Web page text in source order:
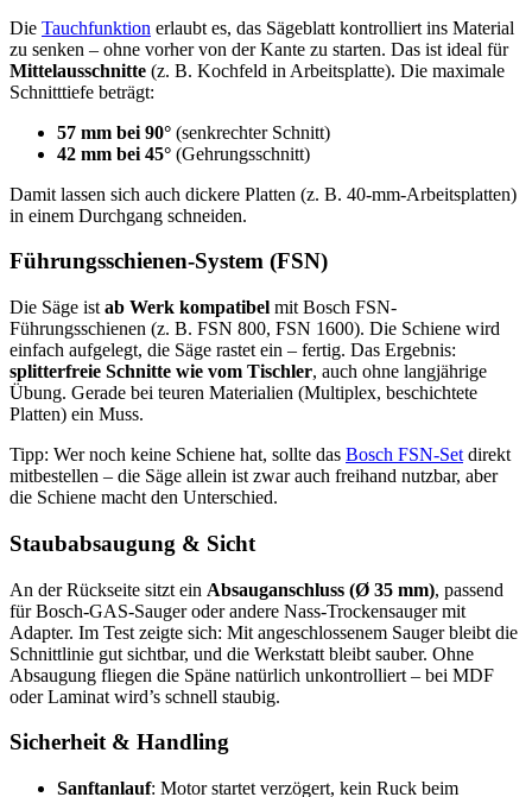
Die Tauchfunktion erlaubt es, das Sägeblatt kontrolliert ins Material
zu senken – ohne vorher von der Kante zu starten. Das ist ideal für
Mittelausschnitte (z. B. Kochfeld in Arbeitsplatte). Die maximale
Schnitttiefe beträgt:
57 mm bei 90° (senkrechter Schnitt)
42 mm bei 45° (Gehrungsschnitt)
Damit lassen sich auch dickere Platten (z. B. 40-mm-Arbeitsplatten)
in einem Durchgang schneiden.
Führungsschienen-System (FSN)
Die Säge ist ab Werk kompatibel mit Bosch FSN-
Führungsschienen (z. B. FSN 800, FSN 1600). Die Schiene wird
einfach aufgelegt, die Säge rastet ein – fertig. Das Ergebnis:
splitterfreie Schnitte wie vom Tischler, auch ohne langjährige
Übung. Gerade bei teuren Materialien (Multiplex, beschichtete
Platten) ein Muss.
Tipp: Wer noch keine Schiene hat, sollte das Bosch FSN-Set direkt
mitbestellen – die Säge allein ist zwar auch freihand nutzbar, aber
die Schiene macht den Unterschied.
Staubabsaugung & Sicht
An der Rückseite sitzt ein Absauganschluss (Ø 35 mm), passend
für Bosch-GAS-Sauger oder andere Nass-Trockensauger mit
Adapter. Im Test zeigte sich: Mit angeschlossenem Sauger bleibt die
Schnittlinie gut sichtbar, und die Werkstatt bleibt sauber. Ohne
Absaugung fliegen die Späne natürlich unkontrolliert – bei MDF
oder Laminat wird’s schnell staubig.
Sicherheit & Handling
Sanftanlauf: Motor startet verzögert, kein Ruck beim